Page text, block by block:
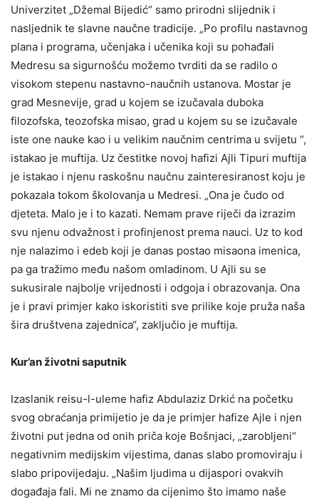
Univerzitet „Džemal Bijedić“ samo prirodni slijednik i
nasljednik te slavne naučne tradicije. „Po profilu nastavnog
plana i programa, učenjaka i učenika koji su pohađali
Medresu sa sigurnošću možemo tvrditi da se radilo o
visokom stepenu nastavno-naučnih ustanova. Mostar je
grad Mesnevije, grad u kojem se izučavala duboka
filozofska, teozofska misao, grad u kojem su se izučavale
iste one nauke kao i u velikim naučnim centrima u svijetu “,
istakao je muftija. Uz čestitke novoj hafizi Ajli Tipuri muftija
je istakao i njenu raskošnu naučnu zainteresiranost koju je
pokazala tokom školovanja u Medresi. „Ona je čudo od
djeteta. Malo je i to kazati. Nemam prave riječi da izrazim
svu njenu odvažnost i profinjenost prema nauci. Uz to kod
nje nalazimo i edeb koji je danas postao misaona imenica,
pa ga tražimo među našom omladinom. U Ajli su se
sukusirale najbolje vrijednosti i odgoja i obrazovanja. Ona
je i pravi primjer kako iskoristiti sve prilike koje pruža naša
šira društvena zajednica“, zaključio je muftija.
Kur’an životni saputnik
Izaslanik reisu-l-uleme hafiz Abdulaziz Drkić na početku
svog obraćanja primijetio je da je primjer hafize Ajle i njen
životni put jedna od onih priča koje Bošnjaci, „zarobljeni“
negativnim medijskim vijestima, danas slabo promoviraju i
slabo pripovijedaju. „Našim ljudima u dijaspori ovakvih
događaja fali. Mi ne znamo da cijenimo što imamo naše